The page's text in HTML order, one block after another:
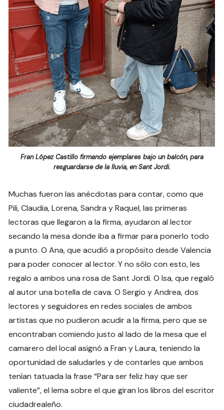
Fran López Castillo firmando ejemplares bajo un balcón, para
resguardarse de la lluvia, en Sant Jordi.
Muchas fueron las anécdotas para contar, como que
Pili, Claudia, Lorena, Sandra y Raquel, las primeras
lectoras que llegaron a la firma, ayudaron al lector
secando la mesa donde iba a firmar para ponerlo todo
a punto. O Ana, que acudió a propósito desde Valencia
para poder conocer al lector. Y no sólo con esto, les
regalo a ambos una rosa de Sant Jordi. O Isa, que regaló
al autor una botella de cava. O Sergio y Andrea, dos
lectores y seguidores en redes sociales de ambos
artistas que no pudieron acudir a la firma, pero que se
encontraban comiendo justo al lado de la mesa que el
camarero del local asignó a Fran y Laura, teniendo la
oportunidad de saludarles y de contarles que ambos
tenían tatuada la frase “Para ser feliz hay que ser
valiente”, el lema sobre el que giran los libros del escritor
ciudadrealeño.